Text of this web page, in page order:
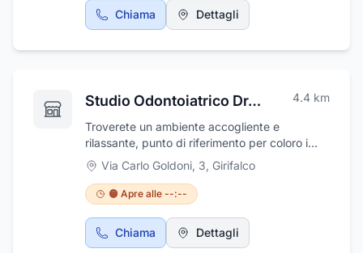
Chiama Dettagli
Studio Odontoiatrico Dr. Marco Zaccone 4.4 km
Troverete un ambiente accogliente e
rilassante, punto di riferimento per coloro i
quali desiderino risolvere i propri problemi
odontoiatrici in sicurezza.
Via Carlo Goldoni, 3, Girifalco
🟠 Apre alle --:--
Chiama Dettagli